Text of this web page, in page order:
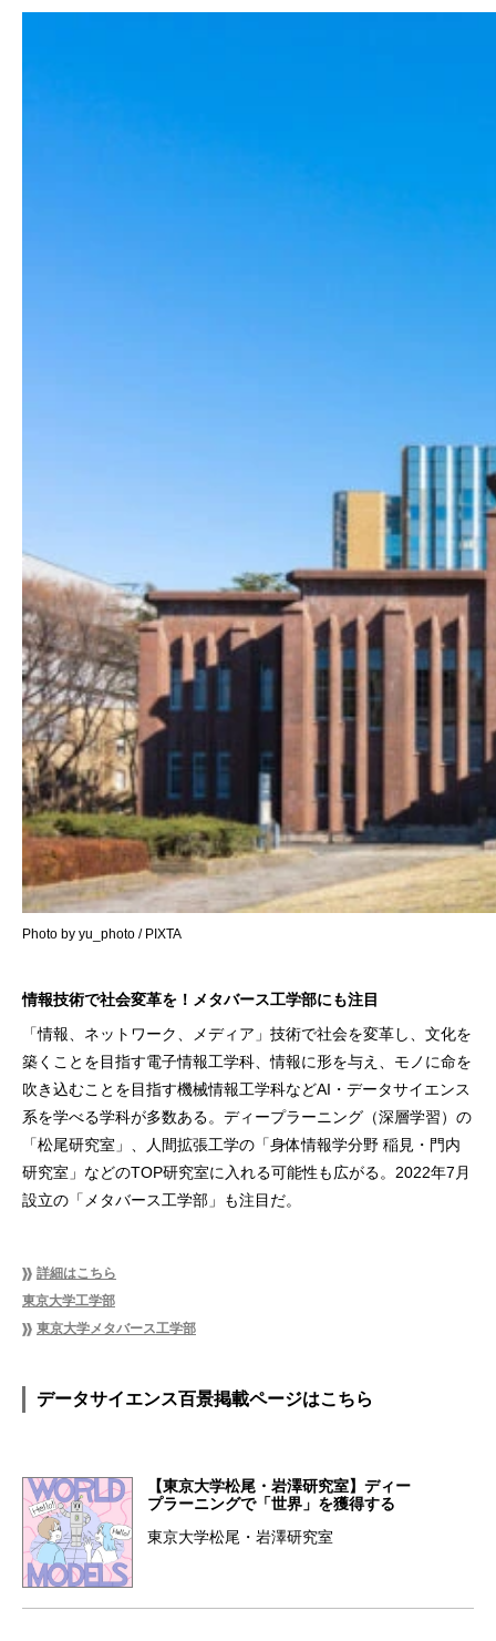
Photo by yu_photo / PIXTA
情報技術で社会変革を！メタバース工学部にも注目
「情報、ネットワーク、メディア」技術で社会を変革し、文化を
築くことを目指す電子情報工学科、情報に形を与え、モノに命を
吹き込むことを目指す機械情報工学科などAI・データサイエンス
系を学べる学科が多数ある。ディープラーニング（深層学習）の
「松尾研究室」、人間拡張工学の「身体情報学分野 稲見・門内
研究室」などのTOP研究室に入れる可能性も広がる。2022年7月
設立の「メタバース工学部」も注目だ。
詳細はこちら
東京大学工学部
東京大学メタバース工学部
データサイエンス百景掲載ページはこちら
【東京大学松尾・岩澤研究室】ディー
プラーニングで「世界」を獲得する
東京大学松尾・岩澤研究室